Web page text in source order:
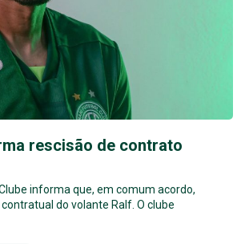
rescisão de contrato
informa que, em comum acordo,
do volante Ralf. O clube